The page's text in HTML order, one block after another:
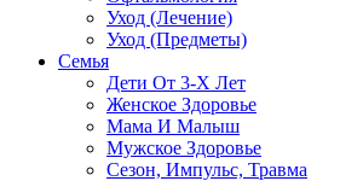
Уход (Лечение)
Уход (Предметы)
Семья
Дети От 3-Х Лет
Женское Здоровье
Мама И Малыш
Мужское Здоровье
Сезон, Импульс, Травма